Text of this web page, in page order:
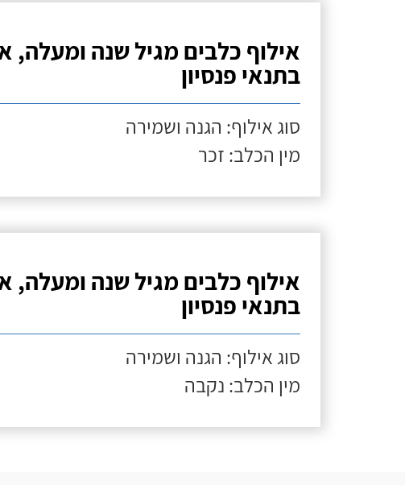
אילוף כלבים מגיל שנה ומעלה,
בתנאי פנסיון
סוג אילוף: הגנה ושמירה
מין הכלב: זכר
אילוף כלבים מגיל שנה ומעלה,
בתנאי פנסיון
סוג אילוף: הגנה ושמירה
מין הכלב: נקבה